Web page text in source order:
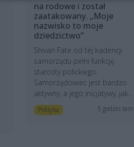
na rodowe i został
zaatakowany. „Moje
nazwisko to moje
dziedzictwo”
Shivan Fate od tej kadencji
samorządu pełni funkcję
starosty polickiego.
Samorządowiec jest bardzo
aktywny, a jego inicjatywy, jak...
Polityka 5 godzin